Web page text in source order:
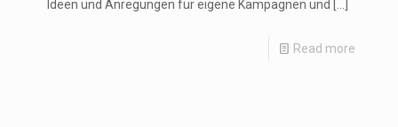
Ideen und Anregungen für eigene Kampagnen und
Read more